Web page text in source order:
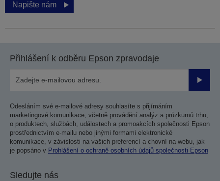
Napište nám
Přihlášení k odběru Epson zpravodaje
Odesláním své e-mailové adresy souhlasíte s přijímáním
marketingové komunikace, včetně provádění analýz a průzkumů trhu,
o produktech, službách, událostech a promoakcích společnosti Epson
prostřednictvím e-mailu nebo jinými formami elektronické
komunikace, v závislosti na vašich preferencí a chovní na webu, jak
je popsáno v Prohlášení o ochraně osobních údajů společnosti Epson
Sledujte nás